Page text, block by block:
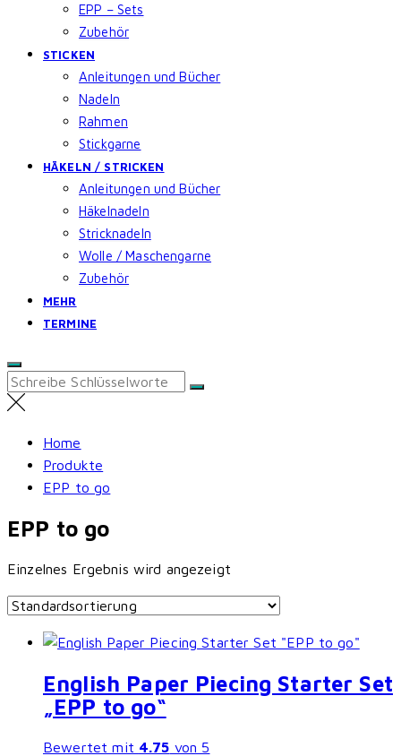
EPP – Sets
Zubehör
STICKEN
Anleitungen und Bücher
Nadeln
Rahmen
Stickgarne
HÄKELN / STRICKEN
Anleitungen und Bücher
Häkelnadeln
Stricknadeln
Wolle / Maschengarne
Zubehör
MEHR
TERMINE
Search
for:
Home
Produkte
EPP to go
EPP to go
Einzelnes Ergebnis wird angezeigt
English Paper Piecing Starter Set
„EPP to go“
Bewertet mit 4.75 von 5